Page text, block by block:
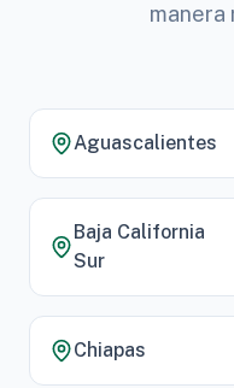
manera
Aguascalientes
Baja California
Sur
Chiapas